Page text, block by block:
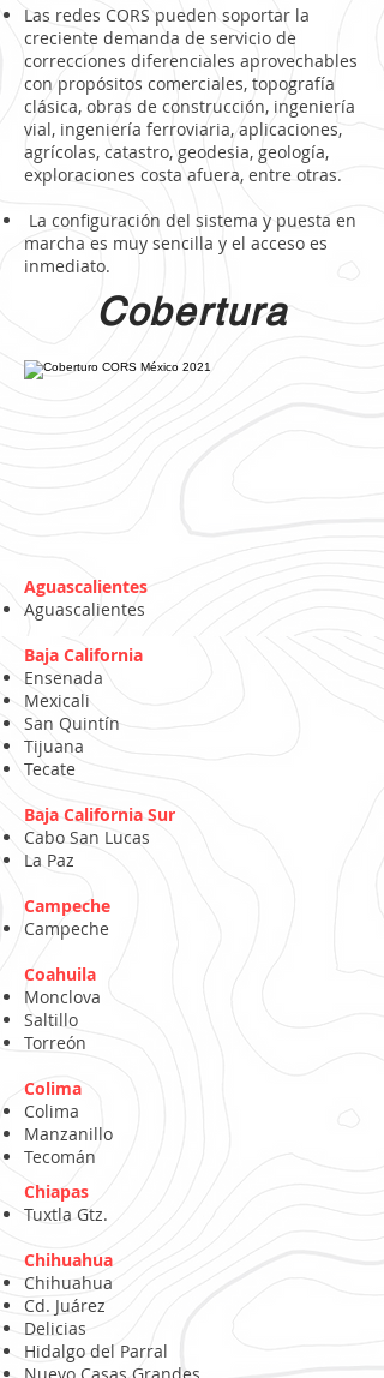
Las redes CORS pueden soportar la
creciente demanda de servicio de
correcciones diferenciales aprovechables
con propósitos comerciales, topografía
clásica, obras de construcción, ingeniería
vial, ingeniería ferroviaria, aplicaciones,
agrícolas, catastro, geodesia, geología,
exploraciones costa afuera, entre otras.
La configuración del sistema y puesta en
marcha es muy sencilla y el acceso es
inmediato.
Cobertura
Aguascalientes
Aguascalientes
Baja California
Ensenada
Mexicali
San Quintín
Tijuana
Tecate
Baja California Sur
Cabo San Lucas
La Paz
Campeche
Campeche
Coahuila
Monclova
Saltillo
Torreón
Colima
Colima
Manzanillo
Tecomán
Chiapas
Tuxtla Gtz.
Chihuahua
Chihuahua
Cd. Juárez
Delicias
Hidalgo del Parral